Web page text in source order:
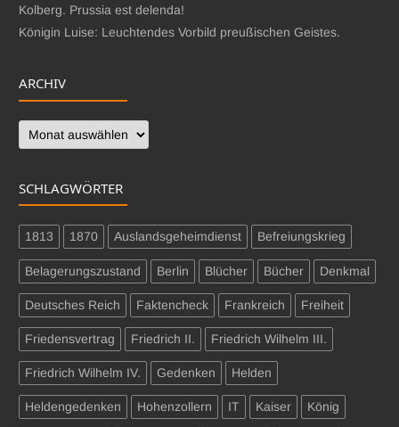
Kolberg. Prussia est delenda!
Königin Luise: Leuchtendes Vorbild preußischen Geistes.
ARCHIV
Archiv
SCHLAGWÖRTER
1813 1870 Auslandsgeheimdienst Befreiungskrieg
Belagerungszustand Berlin Blücher Bücher Denkmal
Deutsches Reich Faktencheck Frankreich Freiheit
Friedensvertrag Friedrich II. Friedrich Wilhelm III.
Friedrich Wilhelm IV. Gedenken Helden
Heldengedenken Hohenzollern IT Kaiser König